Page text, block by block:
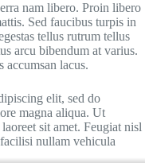
nam libero. Proin libero
Sed faucibus turpis in
tellus rutrum tellus
arcu bibendum at varius.
accumsan lacus.
elit, sed do
magna aliqua. Ut
sit amet. Feugiat nisl
nullam vehicula